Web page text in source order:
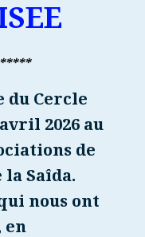
du Cercle
2026 au
de
la Saîda.
nous ont
en